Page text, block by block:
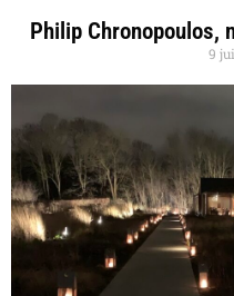
Philip Chronopoulos,
9